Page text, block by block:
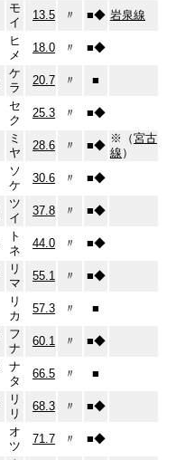
モ
イ
13.5 〃 ■◆ 岩泉線
ヒ
メ
18.0 〃 ■◆
ケ
ラ
20.7 〃 ■
セ
ク
25.3 〃 ■◆
ミ
ヤ
28.6 〃 ■◆
※（宮古
線 ）
ソ
ケ
30.6 〃 ■◆
ツ
イ
37.8 〃 ■◆
ト
ネ
44.0 〃 ■◆
リ
マ
55.1 〃 ■◆
リ
カ
57.3 〃
■
フ
ナ
60.1 〃 ■◆
ナ
タ
66.5 〃
■
リ
リ
68.3 〃 ■◆
オ
ツ
71.7 〃 ■◆